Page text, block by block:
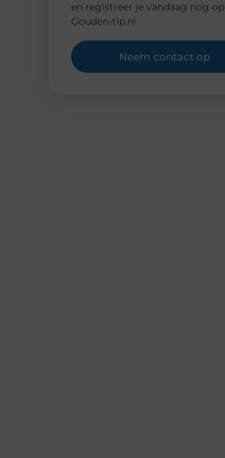
en registreer je vandaag nog op
Gouden-tip.nl
Neem contact op